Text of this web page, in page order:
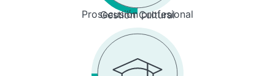
Prosecusión profesional
Gestión Cultural